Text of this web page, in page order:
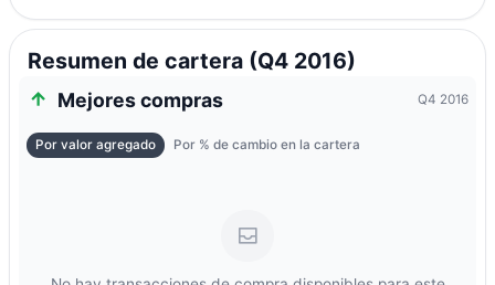
Resumen de cartera (Q4 2016)
Mejores compras Q4 2016
Por valor agregado Por % de cambio en la cartera